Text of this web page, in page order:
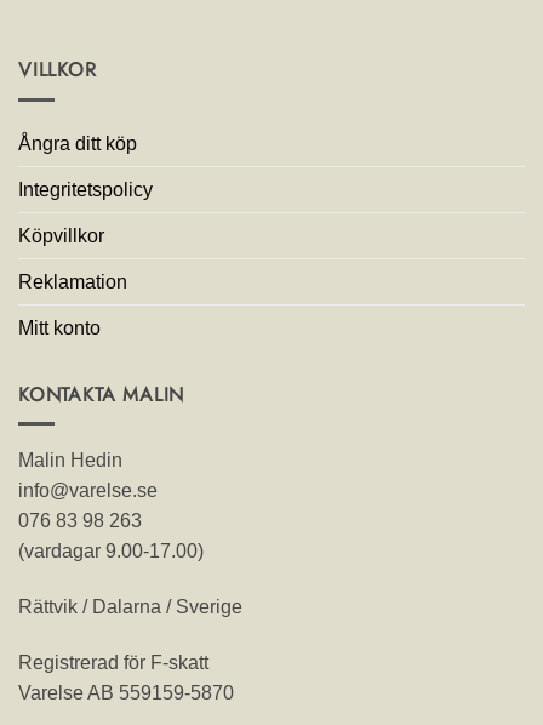
VILLKOR
Ångra ditt köp
Integritetspolicy
Köpvillkor
Reklamation
Mitt konto
KONTAKTA MALIN
Malin Hedin
info@varelse.se
076 83 98 263
(vardagar 9.00-17.00)
Rättvik / Dalarna / Sverige
Registrerad för F-skatt
Varelse AB 559159-5870